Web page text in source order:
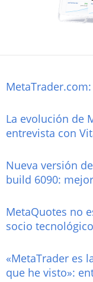
La evolución de
entrevista con
Nueva versión
build 6090:
MetaQuotes no
socio
«MetaTrader es
que he visto»: